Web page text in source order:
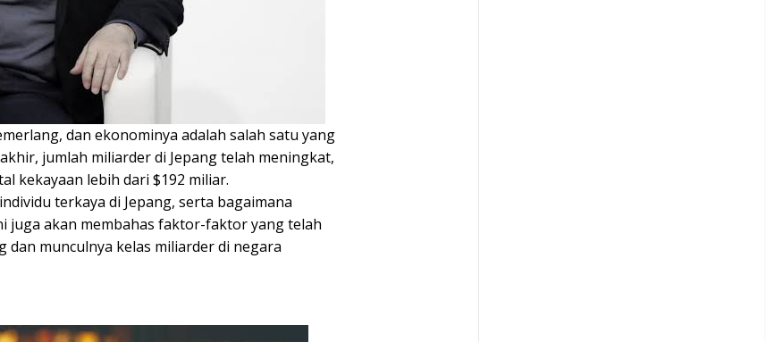
dan ekonominya adalah salah satu yang
jumlah miliarder di Jepang telah meningkat,
kekayaan lebih dari $192 miliar.
terkaya di Jepang, serta bagaimana
juga akan membahas faktor-faktor yang telah
munculnya kelas miliarder di negara